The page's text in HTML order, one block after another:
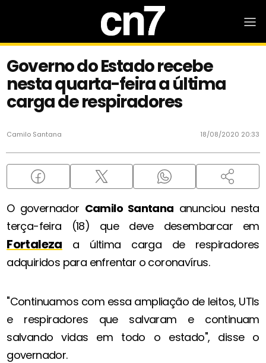
Governo do Estado recebe
nesta quarta-feira a última
carga de respiradores
Camilo Santana 18/08/2020 20:33
O governador Camilo Santana anunciou nesta
terça-feira (18) que deve desembarcar em
Fortaleza a última carga de respiradores
adquiridos para enfrentar o coronavírus.
"Continuamos com essa ampliação de leitos, UTIs
e respiradores que salvaram e continuam
salvando vidas em todo o estado", disse o
governador.